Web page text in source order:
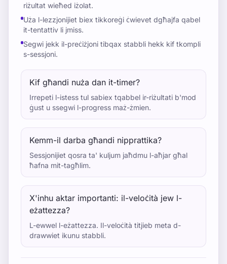
riżultat wieħed iżolat.
Uża l-lezzjonijiet biex tikkoreġi ċwievet dgħajfa qabel
it-tentattiv li jmiss.
Segwi jekk il-preċiżjoni tibqax stabbli hekk kif tkompli
s-sessjoni.
Kif għandi nuża dan it-timer?
Irrepeti l-istess tul sabiex tqabbel ir-riżultati b'mod
ġust u ssegwi l-progress maż-żmien.
Kemm-il darba għandi nipprattika?
Sessjonijiet qosra ta' kuljum jaħdmu l-aħjar għal
ħafna mit-tagħlim.
X'inhu aktar importanti: il-veloċità jew l-
eżattezza?
L-ewwel l-eżattezza. Il-veloċità titjieb meta d-
drawwiet ikunu stabbli.